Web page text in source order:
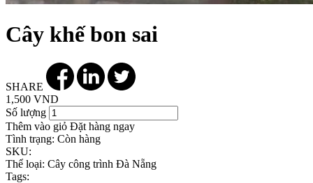
Cây khế bon sai
SHARE
1,500 VND
Số lượng
Thêm vào giỏ Đặt hàng ngay
Tình trạng: Còn hàng
SKU:
Thể loại: Cây công trình Đà Nẵng
Tags: